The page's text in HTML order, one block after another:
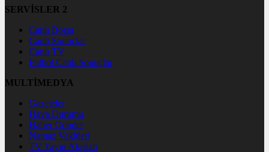
SERVİSLER 2
Canlı Borsa
Canlı Sonuçlar
Canlı TV
Futbol Canlı Sonuçlar
MULTİMEDYA
Gazeteler
Hava Durumu
Haber Gönder
Namaz Vakitleri
TV Yayın Akışları